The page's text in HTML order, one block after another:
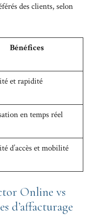
des clients, selon
Bénéfices
et rapidité
en temps réel
d’accès et mobilité
Online vs
d’affacturage